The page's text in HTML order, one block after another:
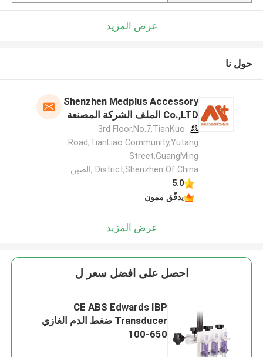
عرض المزيد
حول نا
Shenzhen Medplus Accessory
Co.,LTD الملف الشركة المصنعة
3rd Floor,No.7,TianKuo
Road,TianLiao Community,Yutang
Street,GuangMing
District,Shenzhen Of China ,الصين
5.0
يدقّق ممون
عرض المزيد
احصل على افضل سعر ل
CE ABS Edwards IBP
Transducer ضغط الدم الغازي
650-100